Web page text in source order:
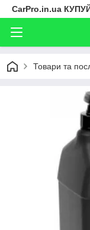
CarPro.in.ua
Товари та